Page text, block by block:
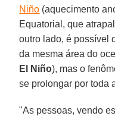
Niño (aquecimento
Equatorial, que
outro lado, é possível
da mesma área do
El Niño), mas o
se prolongar por toda
"As pessoas, vendo